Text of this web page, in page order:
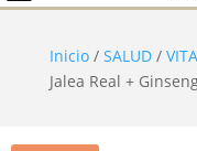
Inicio/ SALUD/
Jalea Real +